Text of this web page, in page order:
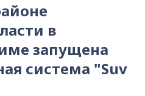
в
запущена
система "Suv